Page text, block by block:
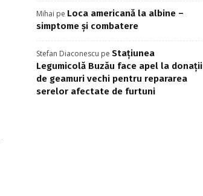
Mihai pe Loca americană la albine –
simptome și combatere
Stefan Diaconescu pe Stațiunea
Legumicolă Buzău face apel la donații
de geamuri vechi pentru repararea
serelor afectate de furtuni